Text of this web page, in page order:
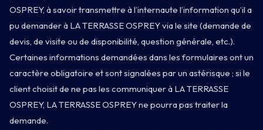
OSPREY, à savoir transmettre à l’internaute l’information qu’il a
pu demander à LA TERRASSE OSPREY via le site (demande de
devis, de visite ou de disponibilité, question générale, etc.).
Certaines informations demandées dans les formulaires ont un
caractère obligatoire et sont signalées par un astérisque ; si le
client choisit de ne pas les communiquer à LA TERRASSE
OSPREY, LA TERRASSE OSPREY ne pourra pas traiter la
demande.